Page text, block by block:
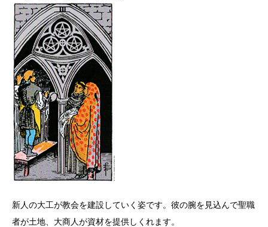
新人の大工が教会を建設していく姿です。彼の腕を見込んで聖職
者が土地、大商人が資材を提供しくれます。